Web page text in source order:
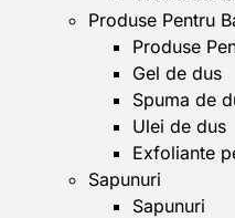
Produse Pentru
Produse
Gel de dus
Spuma de
Ulei de dus
Exfoliante
Sapunuri
Sapunuri